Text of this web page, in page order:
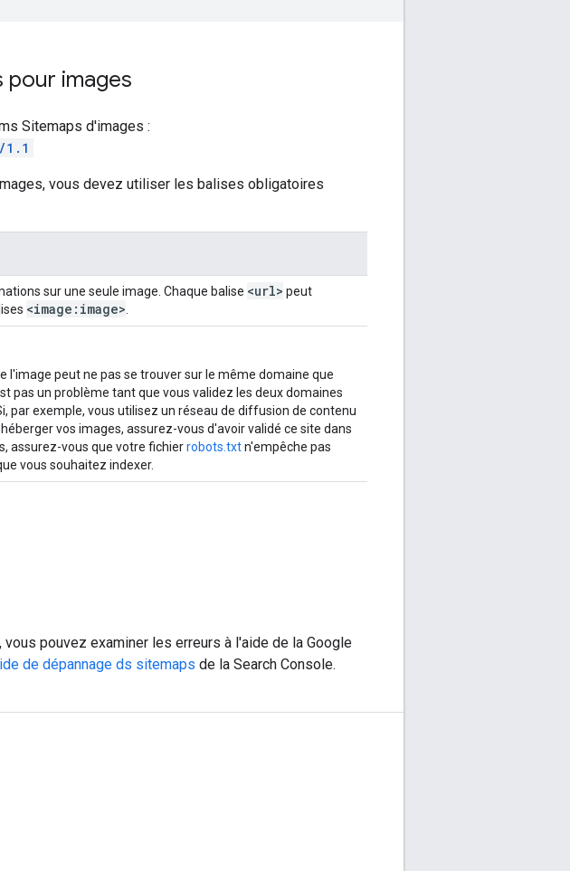
pour images
Sitemaps d'images :
1.1
vous devez utiliser les balises obligatoires
sur une seule image. Chaque balise <url> peut
<image:image>
l'image peut ne pas se trouver sur le même domaine que
pas un problème tant que vous validez les deux domaines
par exemple, vous utilisez un réseau de diffusion de contenu
vos images, assurez-vous d'avoir validé ce site dans
assurez-vous que votre fichierrobots.txtn'empêche pas
vous souhaitez indexer.
pouvez examiner les erreurs à l'aide de la Google
de dépannage ds sitemaps de la Search Console.